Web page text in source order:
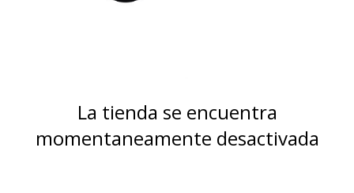
La tienda se encuentra
momentaneamente desactivada